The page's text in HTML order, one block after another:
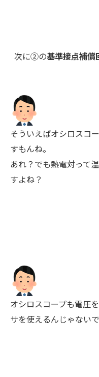
次に②の基準接点補償
そういえばオシロスコ
すもんね。
あれ？でも熱電対って
すよね？
オシロスコープも電圧
サを使えるんじゃない